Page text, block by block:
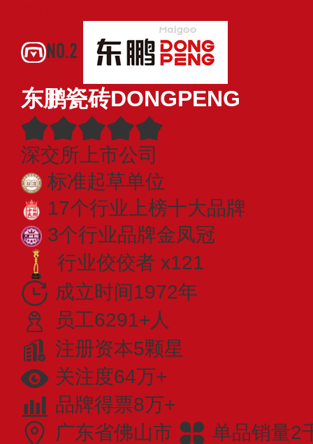
NO.2
东鹏瓷砖DONGPENG
深交所上市公司
标准起草单位
17个行业上榜十大品牌
3个行业品牌金凤冠
行业佼佼者 x121
成立时间1972年
员工6291+人
注册资本5颗星
关注度64万+
品牌得票8万+
广东省佛山市
单品销量2